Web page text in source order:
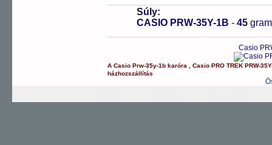
Súly:
CASIO PRW-35Y-1B - 45
Casio
ACasio Prw-35y-1b karóra ,Casio PRO TREK PRW-
házhozszállítás